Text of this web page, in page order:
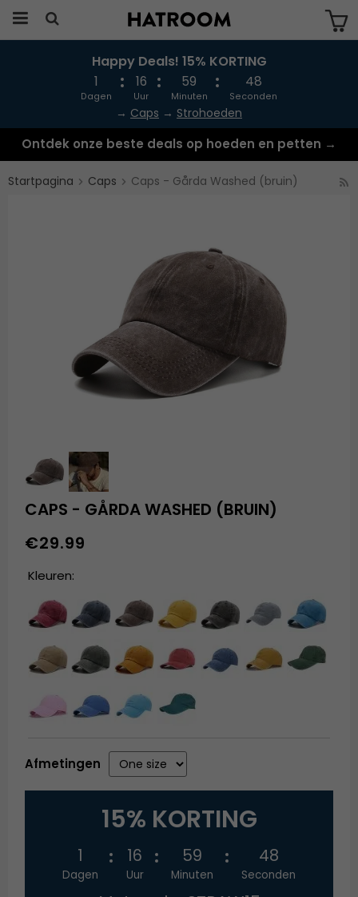
Produkten har blivit tillagd i varukorgen
Happy Deals! 15% KORTING
1
Dagen
16
Uur
59
Minuten
48
Seconden
→ Caps → Strohoeden
Ontdek onze beste deals op hoeden en petten →
Startpagina Caps Caps - Gårda Washed (bruin)
CAPS - GÅRDA WASHED (BRUIN)
€29.99
Kleuren:
Afmetingen
15% KORTING
1
Dagen
16
Uur
59
Minuten
48
Seconden